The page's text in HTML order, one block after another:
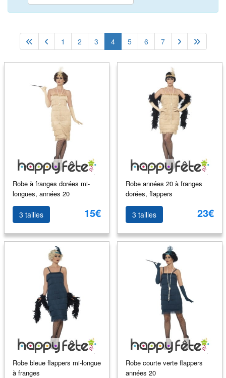
1 2 3 4 5 6 7
Robe à franges dorées mi-
longues, années 20
3 tailles 15€
Robe années 20 à franges
dorées, flappers
3 tailles 23€
Robe bleue flappers mi-longue
à franges
Robe courte verte flappers
années 20